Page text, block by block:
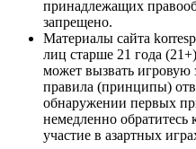
принадлежащих
запрещено.
Материалы сайта
лиц старше 21 года
может вызвать игровую
правила (принципы)
обнаружении первых
немедленно
участие в азартных